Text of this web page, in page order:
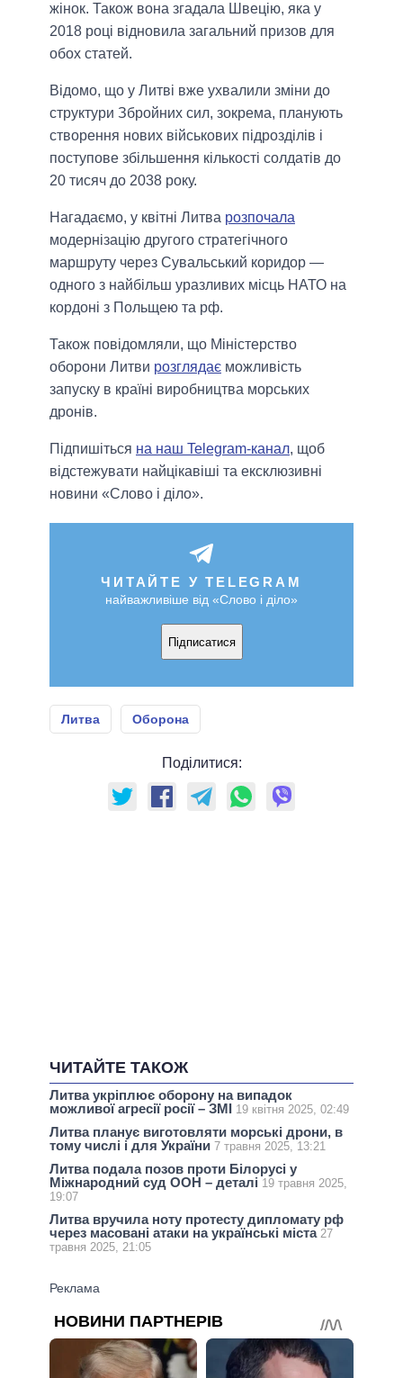
жінок. Також вона згадала Швецію, яка у
2018 році відновила загальний призов для
обох статей.
Відомо, що у Литві вже ухвалили зміни до
структури Збройних сил, зокрема, планують
створення нових військових підрозділів і
поступове збільшення кількості солдатів до
20 тисяч до 2038 року.
Нагадаємо, у квітні Литва розпочала
модернізацію другого стратегічного
маршруту через Сувальський коридор —
одного з найбільш уразливих місць НАТО на
кордоні з Польщею та рф.
Також повідомляли, що Міністерство
оборони Литви розглядає можливість
запуску в країні виробництва морських
дронів.
Підпишіться на наш Telegram-канал, щоб
відстежувати найцікавіші та ексклюзивні
новини «Слово і діло».
ЧИТАЙТЕ У TELEGRAM
найважливіше від «Слово і діло»
Підписатися
Литва Оборона
Поділитися:
ЧИТАЙТЕ ТАКОЖ
Литва укріплює оборону на випадок
можливої агресії росії – ЗМІ 19 квітня 2025, 02:49
Литва планує виготовляти морські дрони, в
тому числі і для України 7 травня 2025, 13:21
Литва подала позов проти Білорусі у
Міжнародний суд ООН – деталі 19 травня 2025,
19:07
Литва вручила ноту протесту дипломату рф
через масовані атаки на українські міста 27
травня 2025, 21:05